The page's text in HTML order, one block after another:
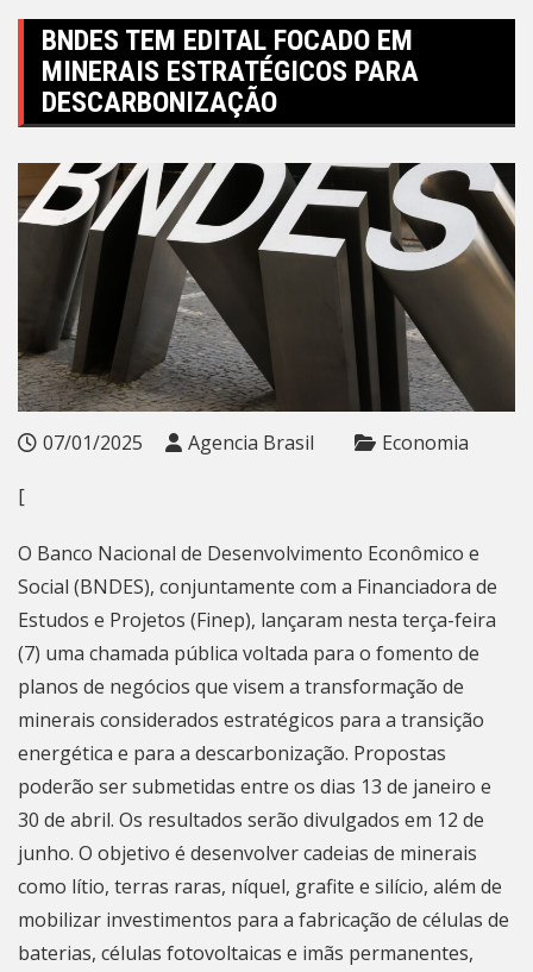
BNDES TEM EDITAL FOCADO EM
MINERAIS ESTRATÉGICOS PARA
DESCARBONIZAÇÃO
07/01/2025 Agencia Brasil Economia
[
O Banco Nacional de Desenvolvimento Econômico e
Social (BNDES), conjuntamente com a Financiadora de
Estudos e Projetos (Finep), lançaram nesta terça-feira
(7) uma chamada pública voltada para o fomento de
planos de negócios que visem a transformação de
minerais considerados estratégicos para a transição
energética e para a descarbonização. Propostas
poderão ser submetidas entre os dias 13 de janeiro e
30 de abril. Os resultados serão divulgados em 12 de
junho. O objetivo é desenvolver cadeias de minerais
como lítio, terras raras, níquel, grafite e silício, além de
mobilizar investimentos para a fabricação de células de
baterias, células fotovoltaicas e imãs permanentes,